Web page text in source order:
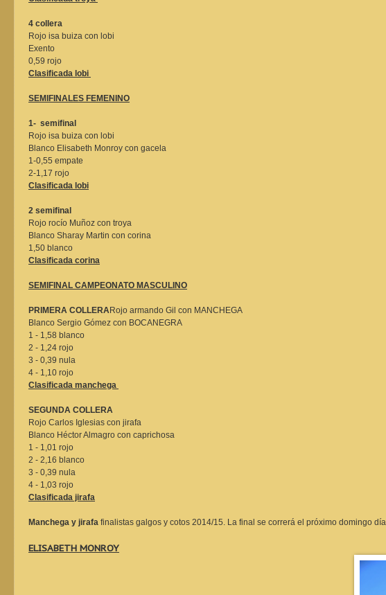
4 collera
Rojo isa buiza con lobi
Exento
0,59 rojo
Clasificada lobi
SEMIFINALES FEMENINO
1- semifinal
Rojo isa buiza con lobi
Blanco Elisabeth Monroy con gacela
1-0,55 empate
2-1,17 rojo
Clasificada lobi
2 semifinal
Rojo rocío Muñoz con troya
Blanco Sharay Martin con corina
1,50 blanco
Clasificada corina
SEMIFINAL CAMPEONATO MASCULINO
PRIMERA COLLERARojo armando Gil con MANCHEGA
Blanco Sergio Gómez con BOCANEGRA
1 - 1,58 blanco
2 - 1,24 rojo
3 - 0,39 nula
4 - 1,10 rojo
Clasificada manchega
SEGUNDA COLLERA
Rojo Carlos Iglesias con jirafa
Blanco Héctor Almagro con caprichosa
1 - 1,01 rojo
2 - 2,16 blanco
3 - 0,39 nula
4 - 1,03 rojo
Clasificada jirafa
Manchega y jirafa finalistas galgos y cotos 2014/15. La final se correrá el próximo domingo día
ELISABETH MONROY